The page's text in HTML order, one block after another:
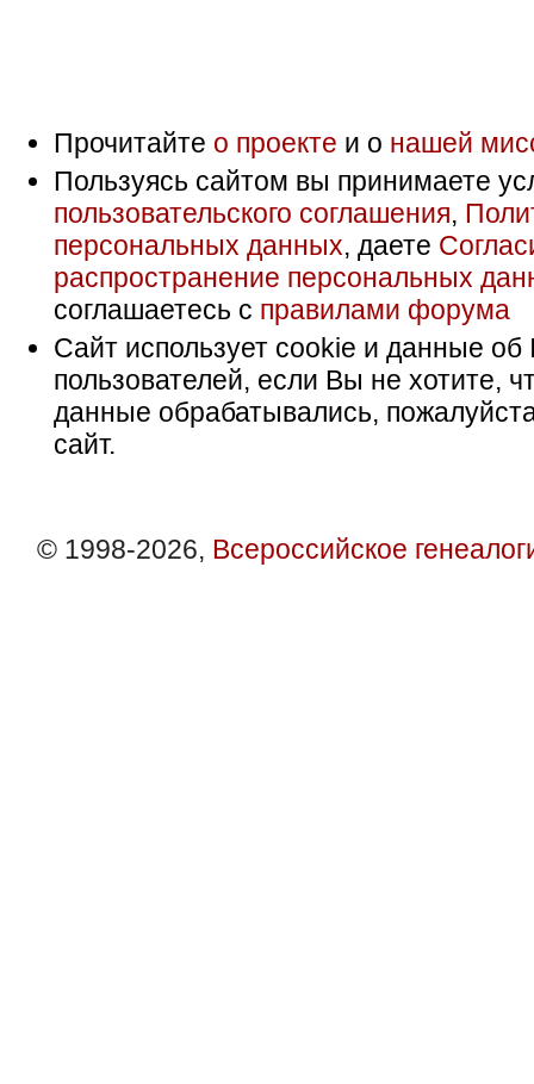
Прочитайте о проекте и о нашей
Пользуясь сайтом вы принимаете
пользовательского соглашения,
персональных данных, даете
распространение персональных
соглашаетесь с правилами форума
Сайт использует cookie и данные об
пользователей, если Вы не хотите,
данные обрабатывались,
сайт.
© 1998-2026, Всероссийское